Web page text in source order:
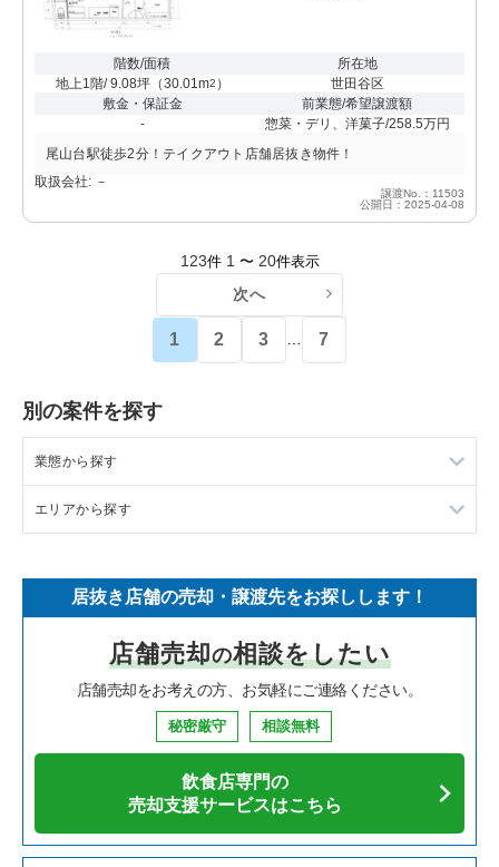
階数/面積
地上1階/ 9.08坪（30.01m2 ）
所在地
世田谷区
敷金・保証金
-
前業態/希望譲渡額
惣菜・デリ、洋菓子/258.5万円
尾山台駅徒歩2分！テイクアウト店舗居抜き物件！
取扱会社: －
譲渡No.：11503
公開日：2025-04-08
123件 1 〜 20件表示
次へ
1 2 3 … 7
別の案件を探す
業態から探す
ラーメンの居抜き売却物件の案件一覧
イタリア料理の居抜き売却物件の案件一覧
中華の居抜き売却物件の案件一覧
そば・うどんの居抜き売却物件の案件一覧
焼肉の居抜き売却物件の案件一覧
鉄板焼き・お好み焼の居抜き売却物件の案件一覧
エリアから探す
東京都下の飲食店の居抜き売却物件の案件一覧
千葉県の飲食店の居抜き売却物件の案件一覧
埼玉県の飲食店の居抜き売却物件の案件一覧
大阪府の飲食店の居抜き売却物件の案件一覧
兵庫県の飲食店の居抜き売却物件の案件一覧
居抜き店舗の売却・譲渡先をお探しします！
店舗売却の相談をしたい
店舗売却をお考えの方、お気軽にご連絡ください。
秘密厳守 相談無料
飲食店専門の
売却支援サービスはこちら